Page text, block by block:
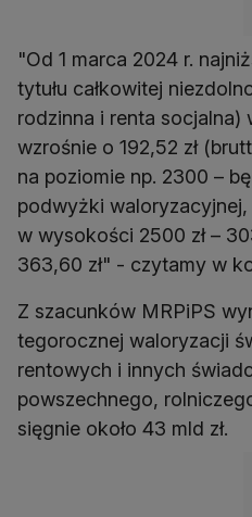
"Od 1 marca 2024 r.
tytułu całkowitej
rodzinna i renta socjalna)
wzrośnie o 192,52 zł
na poziomie np. 2300 –
podwyżki
w wysokości 2500 zł –
363,60 zł" - czytamy w
Z szacunków MRPiPS
tegorocznej waloryzacji
rentowych i innych
powszechnego,
sięgnie około 43 mld zł.